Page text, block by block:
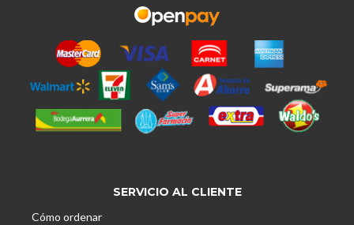
SERVICIO AL CLIENTE
Cómo ordenar